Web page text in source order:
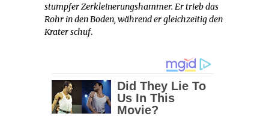
stumpfer Zerkleinerungshammer. Er trieb das
Rohr in den Boden, während er gleichzeitig den
Krater schuf.